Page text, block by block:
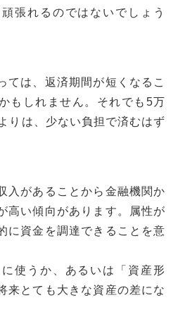
張れるのではないでしょう
ては、返済期間が短くなるこ
もしれません。それでも5万
りは、少ない負担で済むはず
入があることから金融機関か
高い傾向があります。属性が
に資金を調達できることを意
使うか、あるいは「資産形
来とても大きな資産の差にな